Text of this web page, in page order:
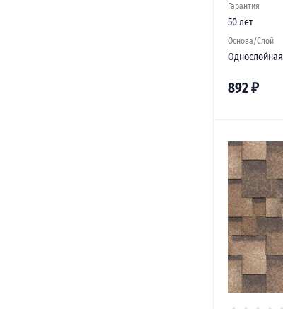
Гарантия
50 лет
Основа/Слой
Однослойная
892₽